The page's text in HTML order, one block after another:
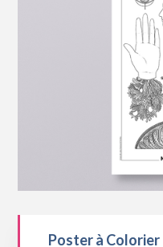
Poster à Colorier